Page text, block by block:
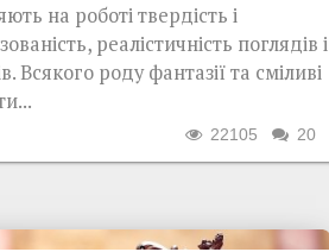
на роботі твердість і
реалістичність поглядів і
Всякого роду фантазії та сміливі
20
22105